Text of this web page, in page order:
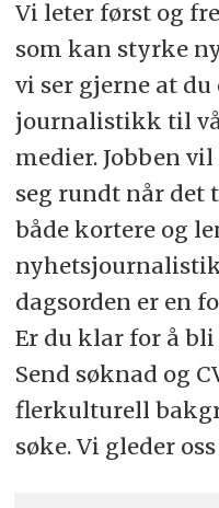
Vi leter først og
som kan styrke
vi ser gjerne at
journalistikk til
medier. Jobben
seg rundt når det
både kortere og
dagsorden er en
Er du klar for å bli
Send søknad og
flerkulturell
søke. Vi gleder